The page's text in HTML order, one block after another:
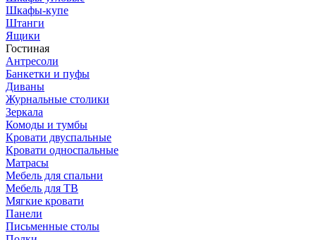
Шкафы-купе
Штанги
Ящики
Гостиная
Антресоли
Банкетки и пуфы
Диваны
Журнальные столики
Зеркала
Комоды и тумбы
Кровати двуспальные
Кровати односпальные
Матрасы
Мебель для спальни
Мебель для ТВ
Мягкие кровати
Панели
Письменные столы